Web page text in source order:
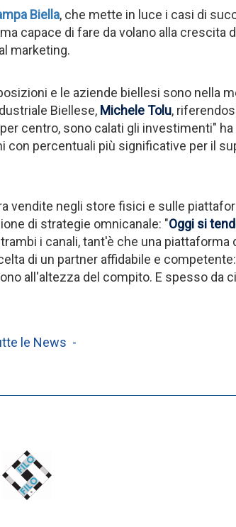
Biella, che mette in luce i casi di
capace di fare da volano alla crescita
marketing.
e le aziende biellesi sono nella
Biellese, Michele Tolu,
centro, sono calati gli investimenti"
percentuali più significative per il
negli store fisici e sulle
di strategie omnicanale: "Oggi si
i canali, tant'è che una
di un partner affidabile e
all'altezza del compito. E spesso da
le News -